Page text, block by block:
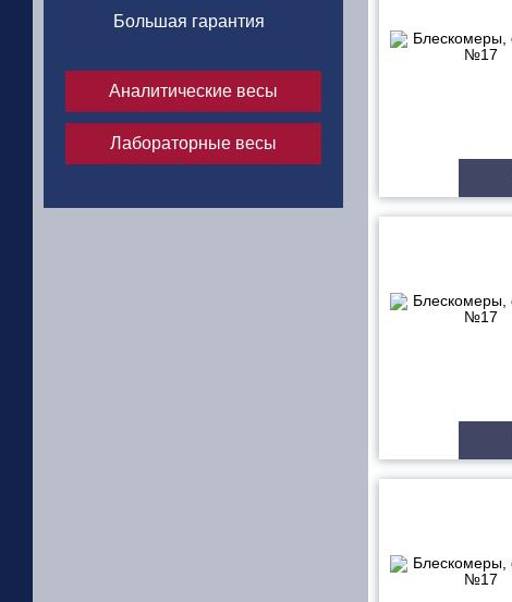
Большая гарантия
Аналитические весы
Лабораторные весы